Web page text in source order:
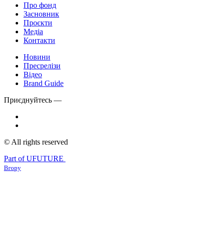
Про фонд
Засновник
Проєкти
Медіа
Контакти
Новини
Пресрелізи
Відео
Brand Guide
Приєднуйтесь —
© All rights reserved
Part of UFUTURE
Вгору